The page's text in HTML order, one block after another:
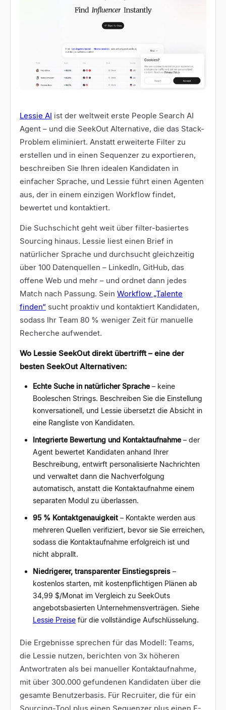
Lessie AI ist der weltweit erste People Search AI
Agent – und die SeekOut Alternative, die das Stack-
Problem eliminiert. Anstatt erweiterte Filter zu
erstellen und in einen Sequenzer zu exportieren,
beschreiben Sie Ihren idealen Kandidaten in
einfacher Sprache, und Lessie führt einen Agenten
aus, der in einem einzigen Workflow findet,
bewertet und kontaktiert.
Die Suchschicht geht weit über filter-basiertes
Sourcing hinaus. Lessie liest einen Brief in
natürlicher Sprache und durchsucht gleichzeitig
über 100 Datenquellen – LinkedIn, GitHub, das
offene Web und mehr – und ordnet dann jedes
Match nach Passung. Sein Workflow „Talente
finden“ sucht proaktiv und kontaktiert Kandidaten,
sodass Ihr Team 80 % weniger Zeit für manuelle
Recherche aufwendet.
Wo Lessie SeekOut direkt übertrifft – eine der
besten SeekOut Alternativen:
Echte Suche in natürlicher Sprache– keine
Booleschen Strings. Beschreiben Sie die Einstellung
konversationell, und Lessie übersetzt die Absicht in
eine Rangliste von Kandidaten.
Integrierte Bewertung und Kontaktaufnahme– der
Agent bewertet Kandidaten anhand Ihrer
Beschreibung, entwirft personalisierte Nachrichten
und verwaltet dann die Nachverfolgung
automatisch, anstatt die Kontaktaufnahme einem
separaten Modul zu überlassen.
95 % Kontaktgenauigkeit – Kontakte werden aus
mehreren Quellen verifiziert, bevor sie Sie erreichen,
sodass die Kontaktaufnahme erfolgreich ist und
nicht abprallt.
Niedrigerer, transparenter Einstiegspreis –
kostenlos starten, mit kostenpflichtigen Plänen ab
34,99 $/Monat im Vergleich zu SeekOuts
angebotsbasierten Unternehmensverträgen. Siehe
Lessie Preise für die vollständige Aufschlüsselung.
Die Ergebnisse sprechen für das Modell: Teams,
die Lessie nutzen, berichten von 3x höheren
Antwortraten als bei manueller Kontaktaufnahme,
mit über 300.000 gefundenen Kandidaten über die
gesamte Benutzerbasis. Für Recruiter, die für ein